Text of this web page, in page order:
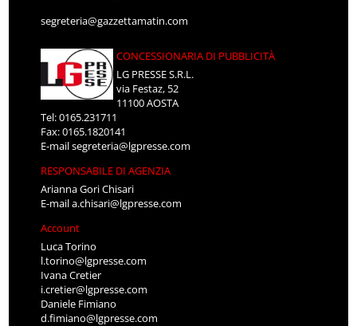
segreteria@gazzettamatin.com
CONCESSIONARIA DI PUBBLICITÀ
LG PRESSE S.R.L.
via Festaz, 52
11100 AOSTA
Tel: 0165.231711
Fax: 0165.1820141
E-mailsegreteria@lgpresse.com
RESPONSABILE DI AGENZIA
Arianna Gori Chisari
E-maila.chisari@lgpresse.com
Account
Luca Torino
l.torino@lgpresse.com
Ivana Cretier
i.cretier@lgpresse.com
Daniele Fimiano
d.fimiano@lgpresse.com